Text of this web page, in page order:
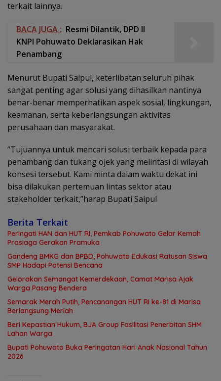
terkait lainnya.
BACA JUGA : Resmi Dilantik, DPD II
KNPI Pohuwato Deklarasikan Hak
Penambang
Menurut Bupati Saipul, keterlibatan seluruh pihak
sangat penting agar solusi yang dihasilkan nantinya
benar-benar memperhatikan aspek sosial, lingkungan,
keamanan, serta keberlangsungan aktivitas
perusahaan dan masyarakat.
“Tujuannya untuk mencari solusi terbaik kepada para
penambang dan tukang ojek yang melintasi di wilayah
konsesi tersebut. Kami minta dalam waktu dekat ini
bisa dilakukan pertemuan lintas sektor atau
stakeholder terkait,”harap Bupati Saipul
Berita Terkait
Peringati HAN dan HUT RI, Pemkab Pohuwato Gelar Kemah
Prasiaga Gerakan Pramuka
Gandeng BMKG dan BPBD, Pohuwato Edukasi Ratusan Siswa
SMP Hadapi Potensi Bencana
Gelorakan Semangat Kemerdekaan, Camat Marisa Ajak
Warga Pasang Bendera
Semarak Merah Putih, Pencanangan HUT RI ke-81 di Marisa
Berlangsung Meriah
Beri Kepastian Hukum, BJA Group Fasilitasi Penerbitan SHM
Lahan Warga
Bupati Pohuwato Buka Peringatan Hari Anak Nasional Tahun
2026